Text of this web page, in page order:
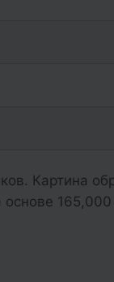
Картина
165,000